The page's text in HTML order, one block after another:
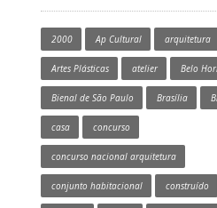
2000 Ap Cultural arquitetura
Artes Plásticas atelier Belo
Bienal de São Paulo Brasília
casa concurso
concurso nacional arquitetura
conjunto habitacional construído